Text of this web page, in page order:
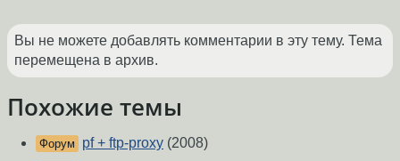
Вы не можете добавлять комментарии в эту тему. Тема
перемещена в архив.
Похожие темы
Форум pf + ftp-proxy (2008)